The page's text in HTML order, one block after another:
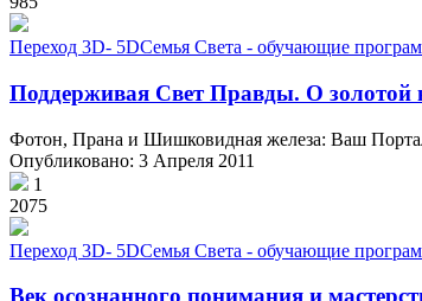
Переход 3D- 5DСемья Света - обучающие
Поддерживая Свет Правды. O
Фотон, Прана и Шишковидная железа: Ваш
Опубликовано: 3 Апреля 2011
1
2075
Переход 3D- 5DСемья Света - обучающие